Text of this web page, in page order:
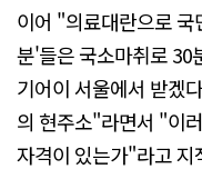
이어 "의료대란으로
분'들은 국소마취로 30
기어이 서울에서 받겠
의 현주소"라면서 "이
자격이 있는가"라고 지